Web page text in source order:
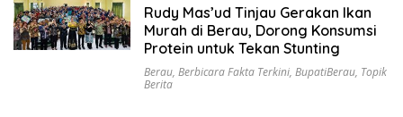
Juli 23, 2026
Rudy Mas’ud Tinjau Gerakan Ikan
Murah di Berau, Dorong Konsumsi
Protein untuk Tekan Stunting
Berau, Berbicara Fakta Terkini, BupatiBerau, Topik
Berita